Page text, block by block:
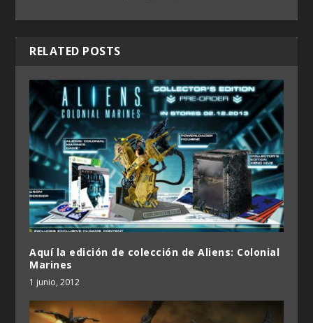
RELATED POSTS
Aquí la edición de colección de Aliens: Colonial
Marines
1 junio, 2012